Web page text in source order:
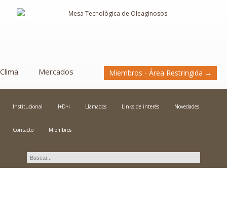
Clima Mercados Miembros - Área Restringida →
Institucional I+D+i Llamados Links de interés Novedades
Contacto Miembros